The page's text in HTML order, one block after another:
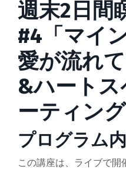
週末2日間
#4「マイ
愛が流れ
&ハートス
ーティング
プログラム
この講座は、ライブで